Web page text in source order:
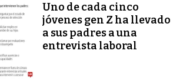
Uno de cada cinco
jóvenes gen Z ha llevado
a sus padres a una
entrevista laboral